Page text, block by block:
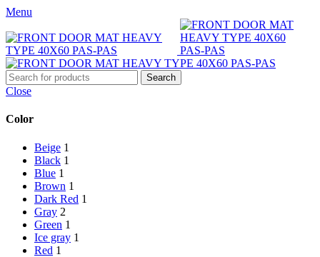
Menu
Search
Close
Color
Beige 1
Black 1
Blue 1
Brown 1
Dark Red 1
Gray 2
Green 1
Ice gray 1
Red 1